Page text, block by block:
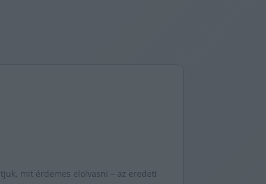
mit érdemes elolvasni – az eredeti